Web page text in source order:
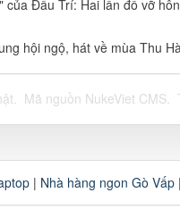
của Đấu Trí: Hai lần đổ vỡ
hội ngộ, hát về mùa Thu
. Mã nguồn NukeViet CMS.
| Nhà hàng ngon Gò Vấp